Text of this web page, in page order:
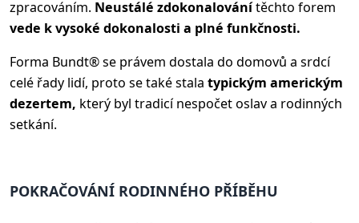
zpracováním. Neustálé zdokonalovánítěchto forem
vede k vysoké dokonalosti a plné funkčnosti.
Forma Bundt® se právem dostala do domovů a srdcí
celé řady lidí, proto se také stala typickým americkým
dezertem, který byl tradicí nespočet oslav a rodinných
setkání.
POKRAČOVÁNÍ RODINNÉHO PŘÍBĚHU